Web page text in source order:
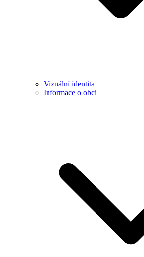
Vizuální identita
Informace o obci